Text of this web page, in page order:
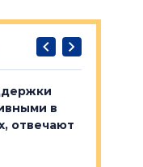
в
отвечают